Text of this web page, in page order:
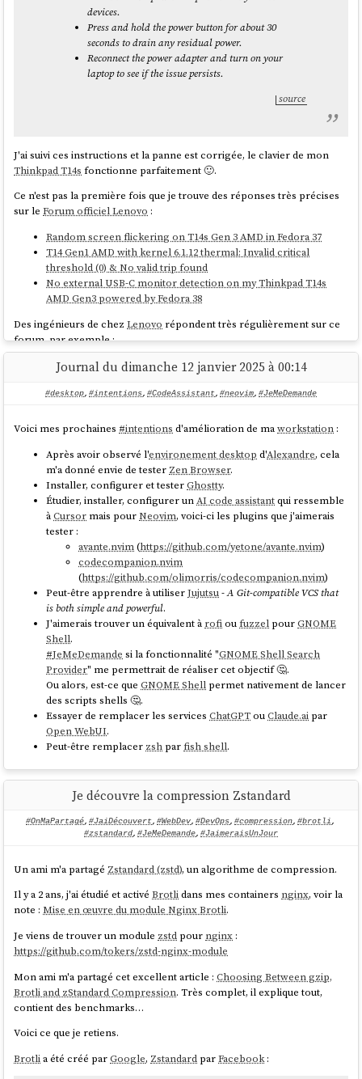
Micro-
entreprises,
indépendants
Petites
entreprises
J'ai réalisé ce modèle de lettre Google Docs:
d'imposition à la TVA" ou "Régime mini-réel d'imposition à la TVA".
Régime réel simplifié d'imposition à la TVA" fonctionne avec un
système d'acomptes semestriels qui est calculé à partir de la
collectée par l'entreprise durant l'année précédente.
comment le montant de cet acompte est calculé la première année.
À ce jour, j'ignore encore si je vais continuer ou non une activité de
sur le long terme.
Avec le système d'acompte, j'ai peur de devoir continuer à payer des
acomptes pendant un an sur un chiffre d'affaires qui sera nul et de voir
faire des démarches pour me faire rembourser 🤔.
Pour le moment, je n'ai pas encore trouvé réponse à ces deux
questions :
c. Pouvez-vous me confirmer que ma déclaration
devrait se faire sur la page web indiquée dans le
screenshot en pièce jointe ?
d. Est-ce que la déclaration doit s'effectuer en
fonction de la date d'émission de la facture ou alors
sa date d'encaissement ?
devices.
Press and hold the power button for about 30
seconds to drain any residual power.
Reconnect the power adapter and turn on your
laptop to see if the issue persists.
source
J'ai suivi ces instructions et la panne est corrigée, le clavier de mon
Thinkpad T14s fonctionne parfaitement 🙂.
Ce n'est pas la première fois que je trouve des réponses très précises
sur leForum officiel Lenovo :
Random screen flickering on T14s Gen 3 AMD in Fedora 37
T14 Gen1 AMD with kernel 6.1.12 thermal: Invalid critical
threshold (0) & No valid trip found
No external USB-C monitor detection on my Thinkpad T14s
AMD Gen3 powered by Fedora 38
Des ingénieurs de chezLenovo répondent très régulièrement sur ce
forum, par exemple :
It seems like you have the same panel as some of the other
currently the recommended workaround until a proper fix
are hoping to have a solution soon. I will keep you updated
on any progress.
source
C'est quelque chose que j'apprécie.
Je pense que je pourrais retrouver la même expérience sur le forum
Framework (laptop):https://community.frame.work/.
JeMeDemandesi je pourrais échanger avec des techniciens de chez
,DELL
Journal du dimanche 12 janvier 2025 à 00:14
#desktop, #intentions, #CodeAssistant, #neovim, #JeMeDemande
Voici mes prochaines #intentions d'amélioration de maworkstation :
Après avoir observé l'environement desktop d'Alexandre, cela
m'a donné envie de tester Zen Browser.
Installer, configurer et testerGhostty.
Étudier, installer, configurer unAI code assistantqui ressemble
àCursor mais pourNeovim, voici-ci les plugins que j'aimerais
tester :
avante.nvim(https://github.com/yetone/avante.nvim)
codecompanion.nvim
(https://github.com/olimorris/codecompanion.nvim)
Peut-être apprendre à utiliserJujutsu-A Git-compatible VCS that
is both simple and powerful.
J'aimerais trouver un équivalent à rofioufuzzel pourGNOME
Shell.
#JeMeDemande si la fonctionnalité "GNOME Shell Search
Provider" me permettrait de réaliser cet objectif 🤔.
Ou alors, est-ce queGNOME Shell permet nativement de lancer
des scripts shells 🤔.
Essayer de remplacer les servicesChatGPTouClaude.ai par
Open WebUI.
Peut-être remplacer zsh parfish shell.
Je découvre la compression Zstandard
#OnMaPartagé, #JaiDécouvert, #WebDev, #DevOps, #compression, #brotli,
#zstandard, #JeMeDemande, #JaimeraisUnJour
Un ami m'a partagé Zstandard (zstd), un algorithme de compression.
Il y a 2 ans, j'ai étudié et activéBrotlidans mes containers nginx, voir la
note :Mise en œuvre du module Nginx Brotli.
Je viens de trouver un module zstd pour nginx :
https://github.com/tokers/zstd-nginx-module
Mon ami m'a partagé cet excellent article :Choosing Between gzip,
Brotli and zStandard Compression. Très complet, il explique tout,
contient des benchmarks…
Voici ce que je retiens.
Brotlia été créé parGoogle, Zstandard parFacebook: